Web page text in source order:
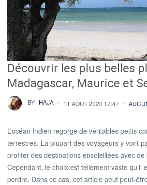
Découvrir les plus belles
Madagascar, Maurice et
BY HAJA 11 AOÛT 2020 12:47
L’océan Indien regorge de véritables petits
terrestres. La plupart des voyageurs y vont
profiter des destinations ensoleillées avec de
Cependant, le choix est tellement vaste qu’il
perdre. Dans ce cas, cet article peut peut-